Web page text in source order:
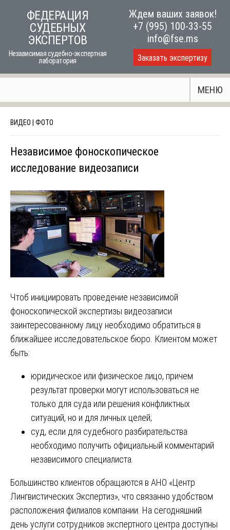
ФЕДЕРАЦИЯ
СУДЕБНЫХ
ЭКСПЕРТОВ
Независимая судебно-экспертная
лаборатория
Ждем ваших заявок!
+7 (995) 100-33-55
info@fse.ms
Заказать экспертизу
МЕНЮ
ВИДЕО | ФОТО
Независимое фоноскопическое
исследование видеозаписи
Чтоб инициировать проведение независимой
фоноскопической экспертизы видеозаписи
заинтересованному лицу необходимо обратиться в
ближайшее исследовательское бюро. Клиентом может
быть:
юридическое или физическое лицо, причем
результат проверки могут использоваться не
только для суда или решения конфликтных
ситуаций, но и для личных целей;
суд, если для судебного разбирательства
необходимо получить официальный комментарий
независимого специалиста.
Большинство клиентов обращаются в АНО «Центр
Лингвистических Экспертиз», что связанно удобством
расположения филиалов компании. На сегодняшний
день услуги сотрудников экспертного центра доступны